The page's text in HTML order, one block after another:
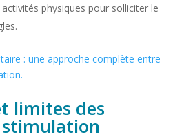
physiques pour solliciter le
: une approche complète entre
limites des